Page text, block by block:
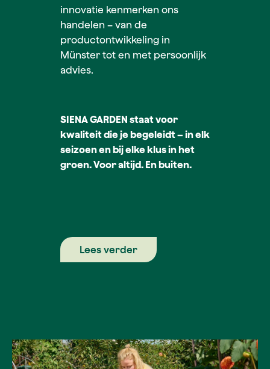
innovatie kenmerken ons
handelen – van de
productontwikkeling in
Münster tot en met persoonlijk
advies.
SIENA GARDEN staat voor
kwaliteit die je begeleidt – in elk
seizoen en bij elke klus in het
groen. Voor altijd. En buiten.
Lees verder